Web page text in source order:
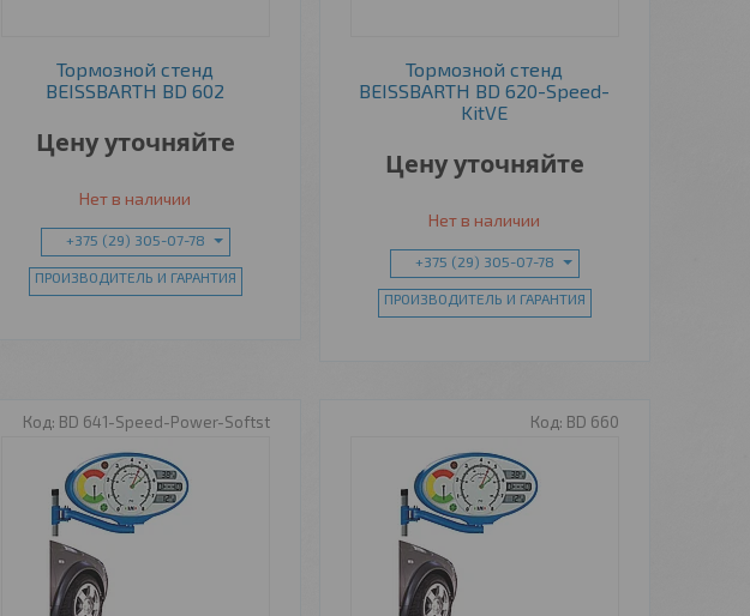
Тормозной стенд
BEISSBARTH BD 602
Цену уточняйте
Нет в наличии
+375 (29) 305-07-78
ПРОИЗВОДИТЕЛЬ И ГАРАНТИЯ
Тормозной стенд
BEISSBARTH BD 620-Speed-
KitVE
Цену уточняйте
Нет в наличии
+375 (29) 305-07-78
ПРОИЗВОДИТЕЛЬ И ГАРАНТИЯ
BD 641-Speed-Power-Softst BD 660